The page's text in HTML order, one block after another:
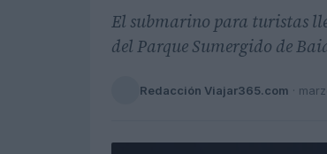
El submarino para turistas
del Parque Sumergido de
Redacción Viajar365.com ·